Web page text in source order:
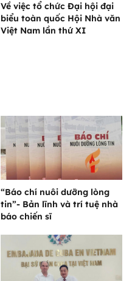
Về việc tổ chức Đại hội đại
biểu toàn quốc Hội Nhà văn
Việt Nam lần thứ XI
“Báo chí nuôi dưỡng lòng
tin”- Bản lĩnh và trí tuệ nhà
báo chiến sĩ